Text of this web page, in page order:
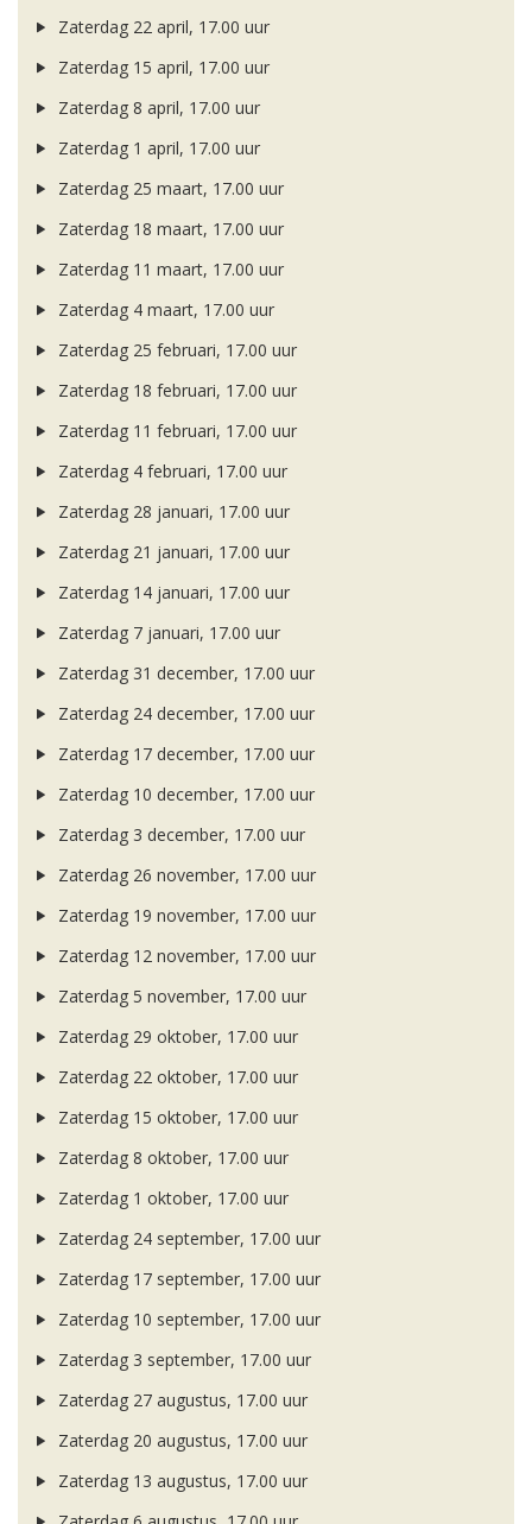
Zaterdag 22 april, 17.00 uur
Zaterdag 15 april, 17.00 uur
Zaterdag 8 april, 17.00 uur
Zaterdag 1 april, 17.00 uur
Zaterdag 25 maart, 17.00 uur
Zaterdag 18 maart, 17.00 uur
Zaterdag 11 maart, 17.00 uur
Zaterdag 4 maart, 17.00 uur
Zaterdag 25 februari, 17.00 uur
Zaterdag 18 februari, 17.00 uur
Zaterdag 11 februari, 17.00 uur
Zaterdag 4 februari, 17.00 uur
Zaterdag 28 januari, 17.00 uur
Zaterdag 21 januari, 17.00 uur
Zaterdag 14 januari, 17.00 uur
Zaterdag 7 januari, 17.00 uur
Zaterdag 31 december, 17.00 uur
Zaterdag 24 december, 17.00 uur
Zaterdag 17 december, 17.00 uur
Zaterdag 10 december, 17.00 uur
Zaterdag 3 december, 17.00 uur
Zaterdag 26 november, 17.00 uur
Zaterdag 19 november, 17.00 uur
Zaterdag 12 november, 17.00 uur
Zaterdag 5 november, 17.00 uur
Zaterdag 29 oktober, 17.00 uur
Zaterdag 22 oktober, 17.00 uur
Zaterdag 15 oktober, 17.00 uur
Zaterdag 8 oktober, 17.00 uur
Zaterdag 1 oktober, 17.00 uur
Zaterdag 24 september, 17.00 uur
Zaterdag 17 september, 17.00 uur
Zaterdag 10 september, 17.00 uur
Zaterdag 3 september, 17.00 uur
Zaterdag 27 augustus, 17.00 uur
Zaterdag 20 augustus, 17.00 uur
Zaterdag 13 augustus, 17.00 uur